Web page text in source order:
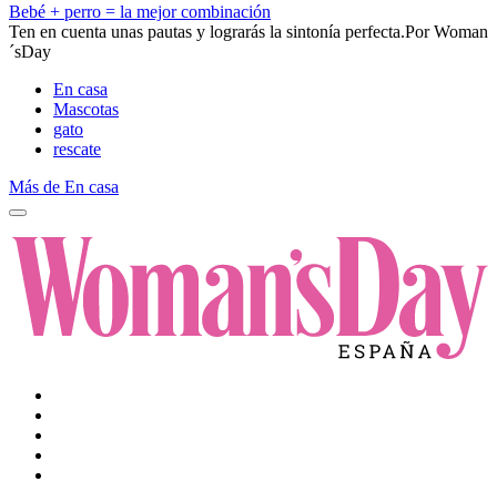
Bebé + perro = la mejor combinación
​​Ten en cuenta unas pautas y lograrás la sintonía perfecta.​PorWoman
´sDay
En casa
Mascotas
gato
rescate
Más de En casa